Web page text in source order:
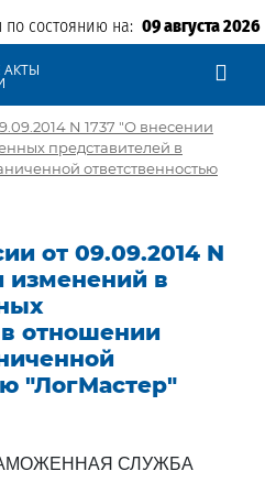
по состоянию на: 09 августа 2026
N 1737 "О внесении
представителей в
ответственностью
от 09.09.2014 N
изменений в
отношении
"ЛогМастер"
СЛУЖБА